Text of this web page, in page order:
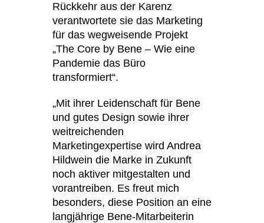
Nordirland (UK) (GB)
Norwegen
(OM)
Philippinen(PH)
Polen(PL)
(QA)
Rest der Welt()
Rumänien(RO)
Russland(RU)
Saudi-Arabien
Schweden(SE)
Schweiz(CH)
Rückkehr aus der Karenz
verantwortete sie das Marketing
für das wegweisende Projekt
„The Core by Bene – Wie eine
Pandemie das Büro
transformiert“.
„Mit ihrer Leidenschaft für Bene
und gutes Design sowie ihrer
weitreichenden
Marketingexpertise wird Andrea
Hildwein die Marke in Zukunft
noch aktiver mitgestalten und
vorantreiben. Es freut mich
besonders, diese Position an eine
langjährige Bene-Mitarbeiterin